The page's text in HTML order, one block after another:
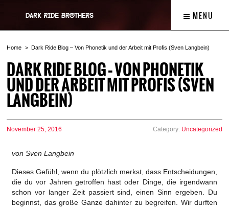
MENU
Home Dark Ride Blog – Von Phonetik und der Arbeit mit Profis (Sven Langbein)
DARK RIDE BLOG – VON PHONETIK
UND DER ARBEIT MIT PROFIS (SVEN
LANGBEIN)
November 25, 2016 Category: Uncategorized
von Sven Langbein
Dieses Gefühl, wenn du plötzlich merkst, dass Entscheidungen,
die du vor Jahren getroffen hast oder Dinge, die irgendwann
schon vor langer Zeit passiert sind, einen Sinn ergeben. Du
beginnst, das große Ganze dahinter zu begreifen. Wir durften